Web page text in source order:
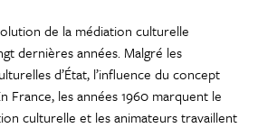
de la médiation culturelle
dernières années. Malgré les
d’État, l’influence du concept
France, les années 1960 marquent le
culturelle et les animateurs travaillent